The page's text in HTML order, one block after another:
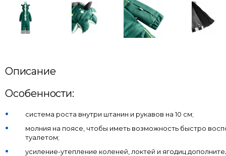
Описание
Особенности:
система роста внутри штанин и рукавов на 10 см;
молния на поясе, чтобы иметь возможность быстро
туалетом;
усиление-утепление коленей, локтей и ягодиц